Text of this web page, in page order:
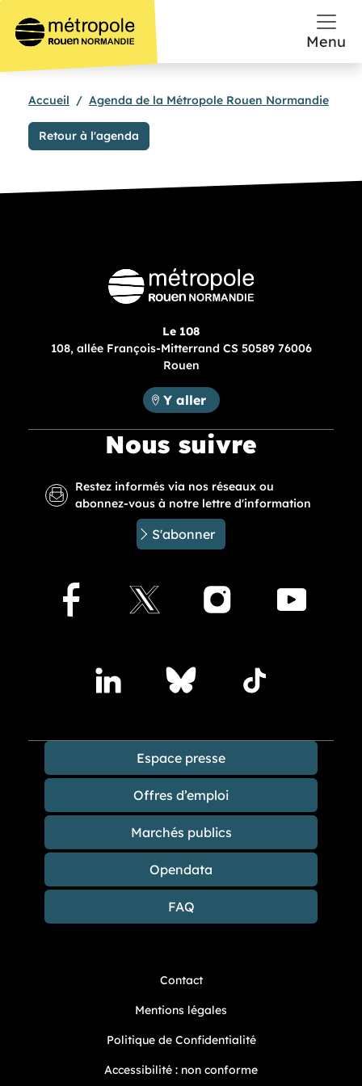
Menu
Accueil Agenda de la Métropole Rouen Normandie
Retour à l'agenda
Le 108
108, allée François-Mitterrand CS 50589 76006
Rouen
Métropole Rouen Normandie :
Y aller
Nous suivre
Restez informés via nos réseaux ou
abonnez-vous à notre lettre d'information
S'abonner
Facebook
X Instagram
LindedinBlueskyTikTok
Espace presse
Offres d’emploi
Marchés publics
Opendata
FAQ
Contact
Mentions légales
Politique de Confidentialité
Accessibilité : non conforme